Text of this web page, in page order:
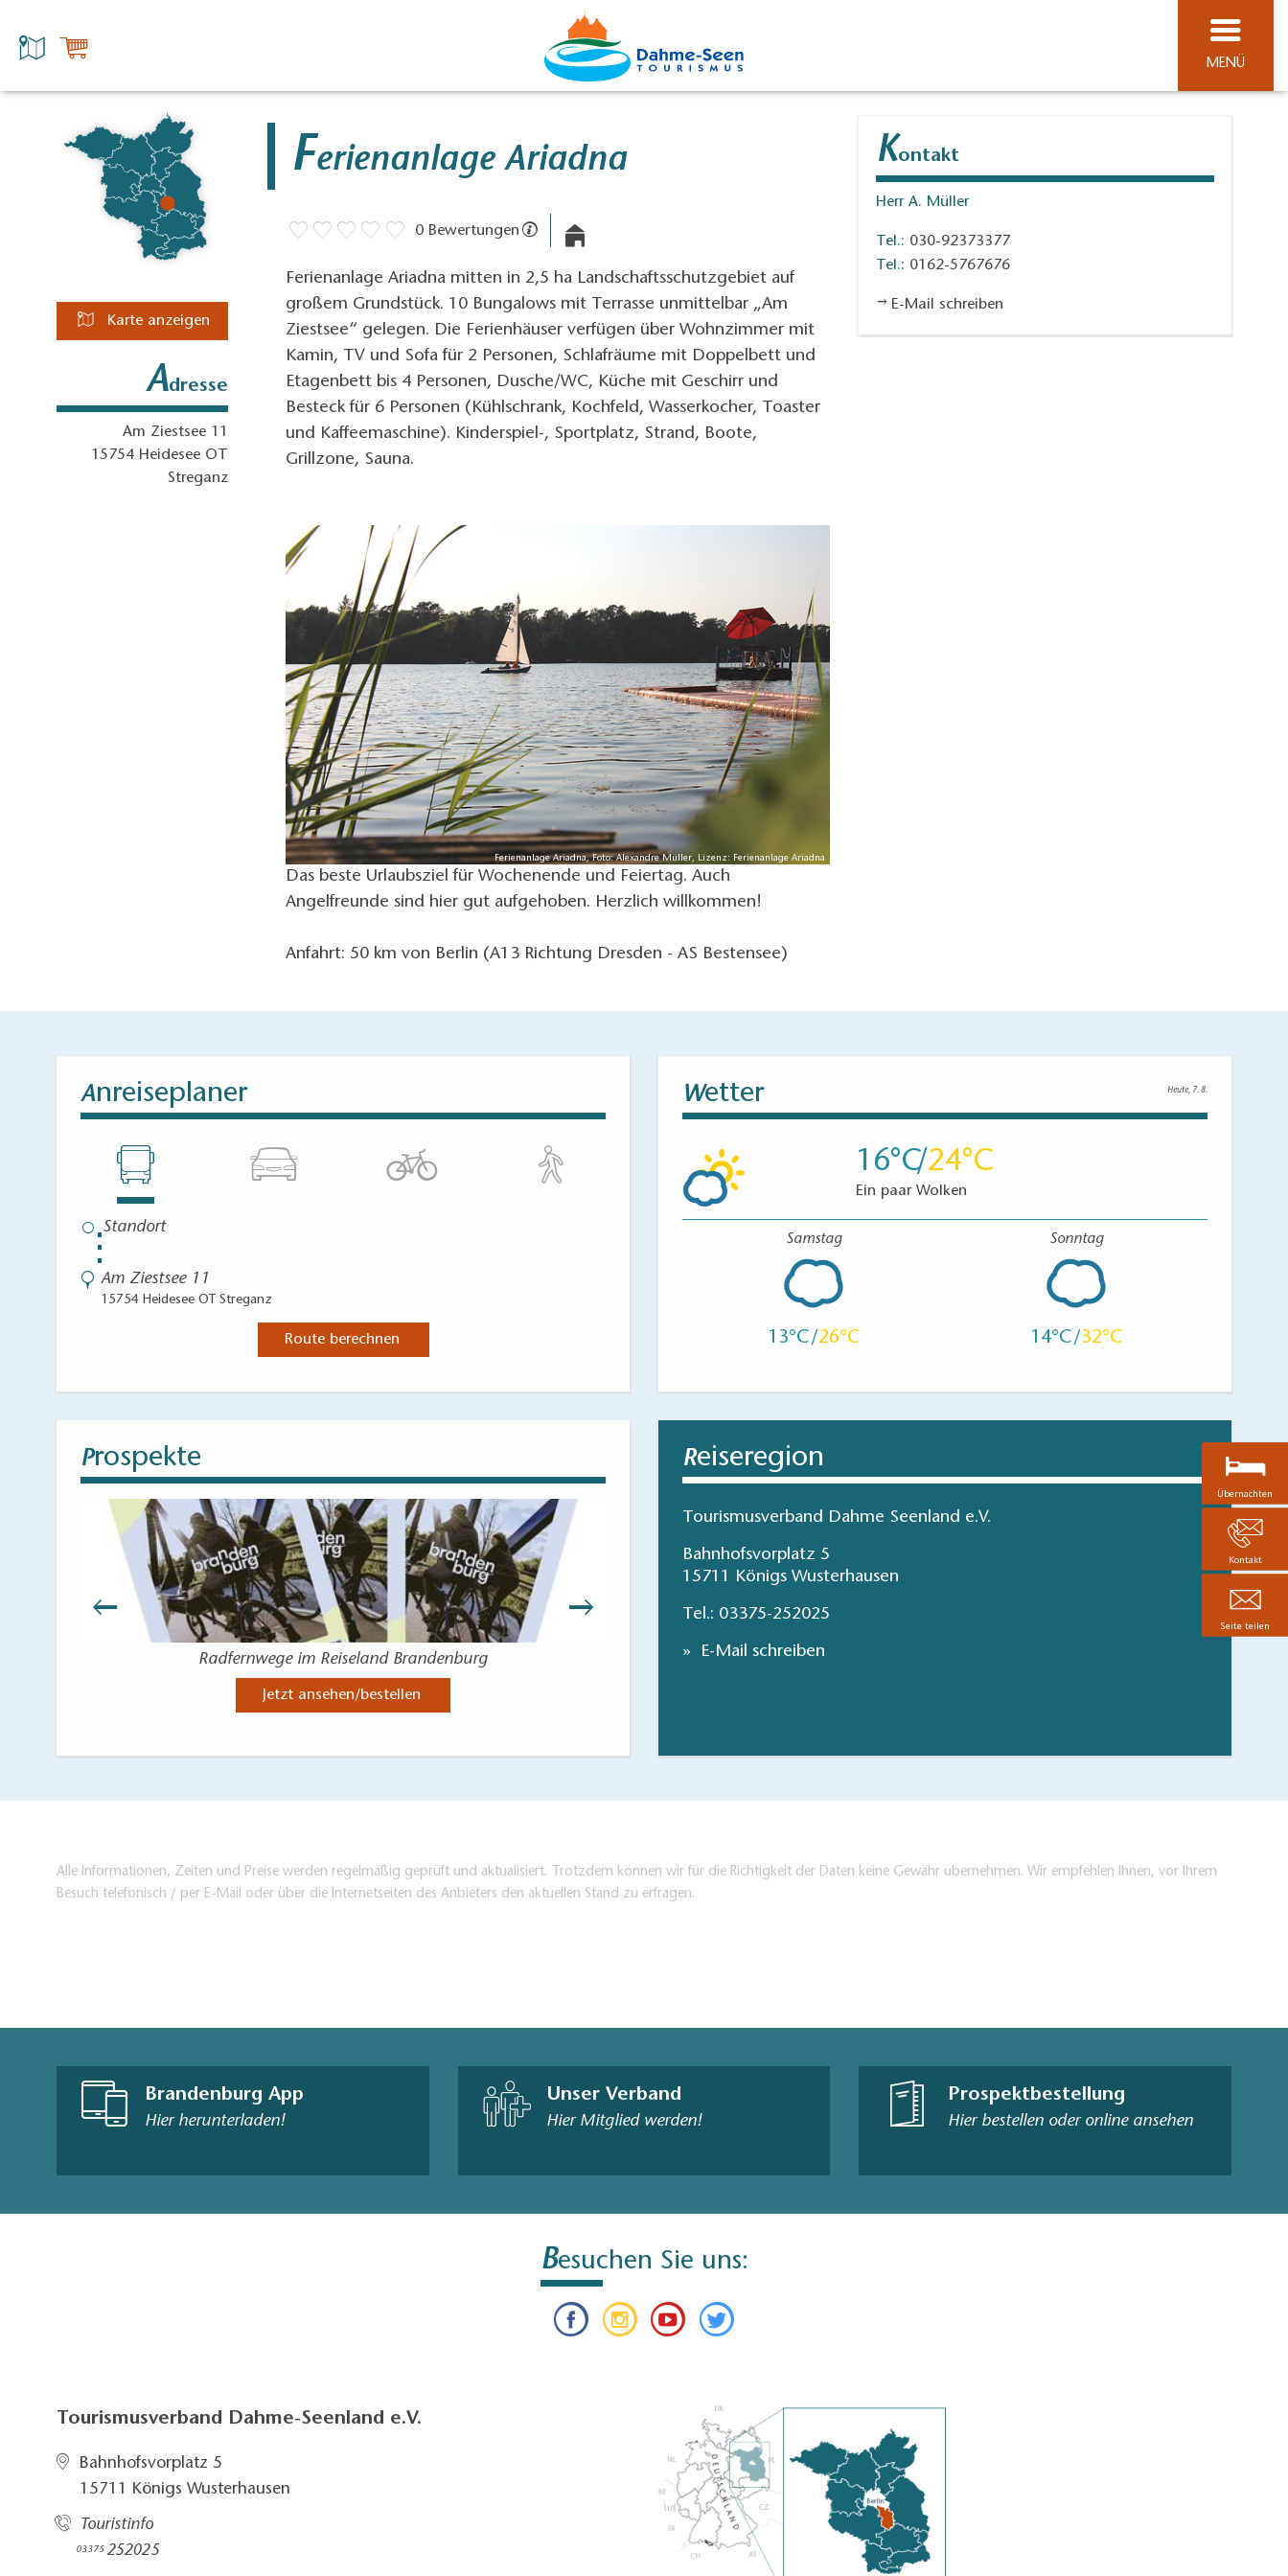
MENÜ
Karte anzeigen
Adresse
Am Ziestsee 11
15754 Heidesee OT
Streganz
Ferienanlage Ariadna
0 Bewertungen
Ferienanlage Ariadna mitten in 2,5 ha Landschaftsschutzgebiet auf
großem Grundstück. 10 Bungalows mit Terrasse unmittelbar „Am
Ziestsee“ gelegen. Die Ferienhäuser verfügen über Wohnzimmer mit
Kamin, TV und Sofa für 2 Personen, Schlafräume mit Doppelbett und
Etagenbett bis 4 Personen, Dusche/WC, Küche mit Geschirr und
Besteck für 6 Personen (Kühlschrank, Kochfeld, Wasserkocher, Toaster
und Kaffeemaschine). Kinderspiel-, Sportplatz, Strand, Boote,
Grillzone, Sauna.
Ferienanlage Ariadna, Foto: Alexandre Müller, Lizenz: Ferienanlage Ariadna
Das beste Urlaubsziel für Wochenende und Feiertag. Auch
Angelfreunde sind hier gut aufgehoben. Herzlich willkommen!
Anfahrt: 50 km von Berlin (A13 Richtung Dresden - AS Bestensee)
Kontakt
Herr A. Müller
Tel.: 030-92373377
Tel.: 0162-5767676
E-Mail schreiben
Anreiseplaner
⋮
Am Ziestsee 11
15754 Heidesee OT Streganz
Route berechnen
Wetter Heute, 7. 8.
16 24
Ein paar Wolken
Samstag
13 26
Sonntag
14 32
Prospekte
Radfernwege im Reiseland Brandenburg
Jetzt ansehen/bestellen
Parks und Gärten in Brandenburg
Reiseregion
Tourismusverband Dahme Seenland e.V.
Bahnhofsvorplatz 5
15711 Königs Wusterhausen
Tel.: 03375-252025
E-Mail schreiben
Alle Informationen, Zeiten und Preise werden regelmäßig geprüft und aktualisiert. Trotzdem können wir für die Richtigkeit der Daten keine Gewähr übernehmen. Wir empfehlen Ihnen, vor Ihrem
Besuch telefonisch / per E-Mail oder über die Internetseiten des Anbieters den aktuellen Stand zu erfragen.
Brandenburg App
Hier herunterladen!
Unser Verband
Hier Mitglied werden!
Prospektbestellung
Hier bestellen oder online ansehen
Besuchen Sie uns:
Tourismusverband Dahme-Seenland e.V.
Bahnhofsvorplatz 5​
15711 Königs Wusterhausen
Touristinfo
03375252025​
Übernachten
Kontakt
Seite teilen